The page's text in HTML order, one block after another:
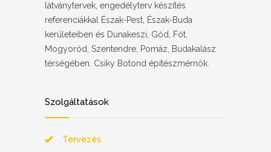
látványtervek, engedélyterv készítés
referenciákkal Észak-Pest, Észak-Buda
kerületeiben és Dunakeszi, Göd, Fót,
Mogyoród, Szentendre, Pomáz, Budakalász
térségében. Csiky Botond építészmérnök.
Szolgáltatások
Tervezés